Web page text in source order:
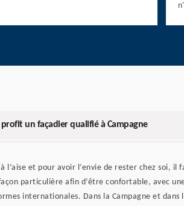
un façadier qualifié à Campagne
l’aise et pour avoir l’envie de rester chez soi, il
particulière afin d’être confortable, avec
internationales. Dans la Campagne et dans